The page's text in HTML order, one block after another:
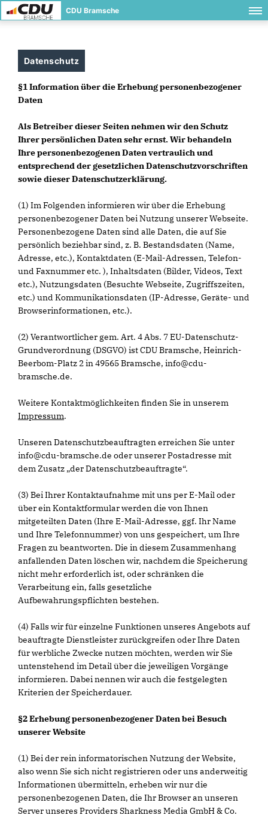
CDU Bramsche
Datenschutz
§1 Information über die Erhebung personenbezogener
Daten
Als Betreiber dieser Seiten nehmen wir den Schutz
Ihrer persönlichen Daten sehr ernst. Wir behandeln
Ihre personenbezogenen Daten vertraulich und
entsprechend der gesetzlichen Datenschutzvorschriften
sowie dieser Datenschutzerklärung.
(1) Im Folgenden informieren wir über die Erhebung
personenbezogener Daten bei Nutzung unserer Webseite.
Personenbezogene Daten sind alle Daten, die auf Sie
persönlich beziehbar sind, z. B. Bestandsdaten (Name,
Adresse, etc.), Kontaktdaten (E-Mail-Adressen, Telefon-
und Faxnummer etc. ), Inhaltsdaten (Bilder, Videos, Text
etc.), Nutzungsdaten (Besuchte Webseite, Zugriffszeiten,
etc.) und Kommunikationsdaten (IP-Adresse, Geräte- und
Browserinformationen, etc.).
(2) Verantwortlicher gem. Art. 4 Abs. 7 EU-Datenschutz-
Grundverordnung (DSGVO) ist CDU Bramsche, Heinrich-
Beerbom-Platz 2 in 49565 Bramsche, info@cdu-
bramsche.de.
Weitere Kontaktmöglichkeiten finden Sie in unserem
Impressum.
Unseren Datenschutzbeauftragten erreichen Sie unter
info@cdu-bramsche.de oder unserer Postadresse mit
dem Zusatz „der Datenschutzbeauftragte“.
(3) Bei Ihrer Kontaktaufnahme mit uns per E-Mail oder
über ein Kontaktformular werden die von Ihnen
mitgeteilten Daten (Ihre E-Mail-Adresse, ggf. Ihr Name
und Ihre Telefonnummer) von uns gespeichert, um Ihre
Fragen zu beantworten. Die in diesem Zusammenhang
anfallenden Daten löschen wir, nachdem die Speicherung
nicht mehr erforderlich ist, oder schränken die
Verarbeitung ein, falls gesetzliche
Aufbewahrungspflichten bestehen.
(4) Falls wir für einzelne Funktionen unseres Angebots auf
beauftragte Dienstleister zurückgreifen oder Ihre Daten
für werbliche Zwecke nutzen möchten, werden wir Sie
untenstehend im Detail über die jeweiligen Vorgänge
informieren. Dabei nennen wir auch die festgelegten
Kriterien der Speicherdauer.
§2 Erhebung personenbezogener Daten bei Besuch
unserer Website
(1) Bei der rein informatorischen Nutzung der Website,
also wenn Sie sich nicht registrieren oder uns anderweitig
Informationen übermitteln, erheben wir nur die
personenbezogenen Daten, die Ihr Browser an unseren
Server unseres Providers Sharkness Media GmbH & Co.